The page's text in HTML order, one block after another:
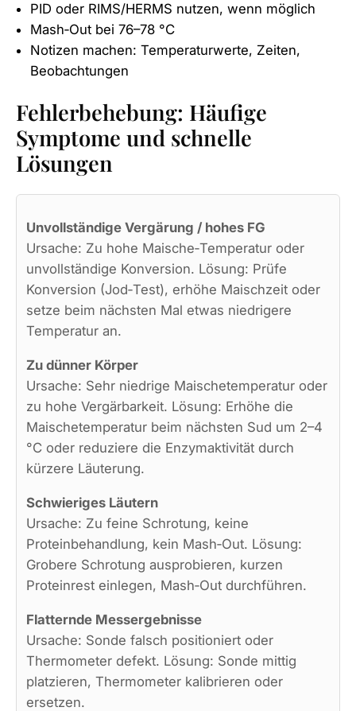
PID oder RIMS/HERMS nutzen, wenn möglich
Mash‑Out bei 76–78 °C
Notizen machen: Temperaturwerte, Zeiten,
Beobachtungen
Fehlerbehebung: Häufige
Symptome und schnelle
Lösungen
Unvollständige Vergärung / hohes FG
Ursache: Zu hohe Maische‑Temperatur oder
unvollständige Konversion. Lösung: Prüfe
Konversion (Jod‑Test), erhöhe Maischzeit oder
setze beim nächsten Mal etwas niedrigere
Temperatur an.
Zu dünner Körper
Ursache: Sehr niedrige Maischetemperatur oder
zu hohe Vergärbarkeit. Lösung: Erhöhe die
Maischetemperatur beim nächsten Sud um 2–4
°C oder reduziere die Enzymaktivität durch
kürzere Läuterung.
Schwieriges Läutern
Ursache: Zu feine Schrotung, keine
Proteinbehandlung, kein Mash‑Out. Lösung:
Grobere Schrotung ausprobieren, kurzen
Proteinrest einlegen, Mash‑Out durchführen.
Flatternde Messergebnisse
Ursache: Sonde falsch positioniert oder
Thermometer defekt. Lösung: Sonde mittig
platzieren, Thermometer kalibrieren oder
ersetzen.